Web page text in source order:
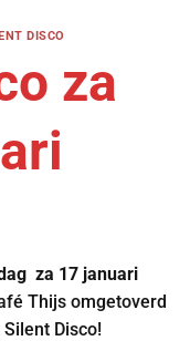
DISCO
za
za 17 januari
Thijs omgetoverd
Disco!